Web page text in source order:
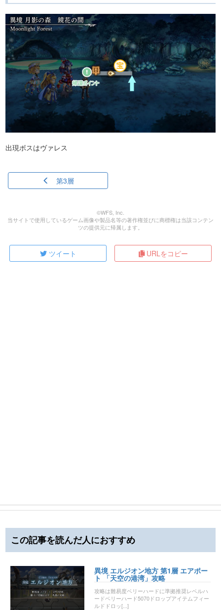
出現ボスはヴァレス
第3層
©WFS, Inc.
当サイトで使用しているゲーム画像や製品名等の著作権並びに商標権は当該コンテン
ツの提供元に帰属します。
ツイート URLをコピー
この記事を読んだ人におすすめ
異境 エルジオン地方 第1層 エアポー
ト 「天空の港湾」攻略
攻略は難易度ベリーハードに準拠推奨レベルハ
ードベリーハード5070ドロップアイテムフィー
ルドドロッ[...]